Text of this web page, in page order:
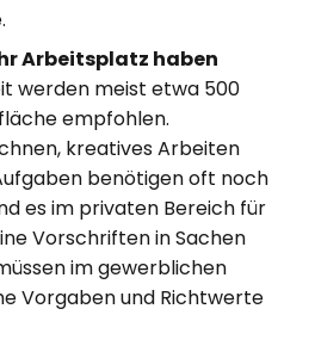
Arbeitsplatz haben
werden meist etwa 500
empfohlen.
kreatives Arbeiten
benötigen oft noch
es im privaten Bereich für
Vorschriften in Sachen
im gewerblichen
Vorgaben und Richtwerte